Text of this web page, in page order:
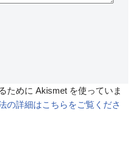
ために Akismet を使っていま
の詳細はこちらをご覧くださ